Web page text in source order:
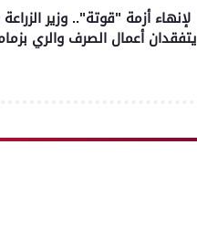
لإنهاء أزمة "قوتة".. وزير
يتفقدان أعمال الصرف والري بزمام الـ 16